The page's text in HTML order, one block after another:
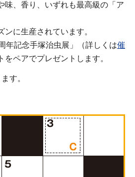
味、香り、いずれも最高級の「ア
に生産されています。
年記念手塚治虫展」（詳しくは催
をペアでプレゼントします。
す。